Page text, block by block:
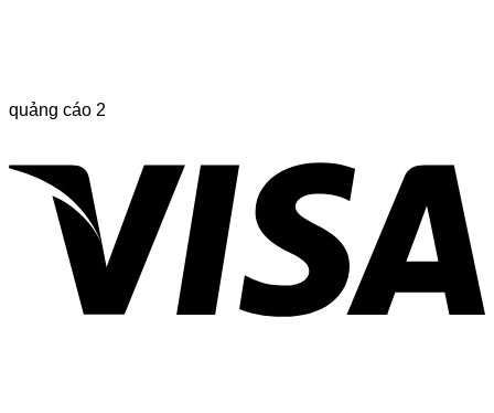
quảng cáo 2